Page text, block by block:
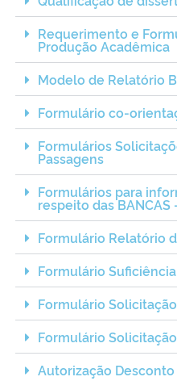
Ministério da Cidadania
Ministério da Saúde
Ministério de Minas e Energia
Ministério da Ciência, Tecnologia,
Ministério do Meio Ambiente
Ministério do Desenvolvimento
Controladoria-Geral da União
Ministério da Mulher, da Família e
Requerimento e
Produção Acadêmica
Modelo de Relatório
Formulário co-
Formulários
Passagens
Formulários para
respeito das
Formulário Relatório
Formulário
Formulário
Formulário
Autorização